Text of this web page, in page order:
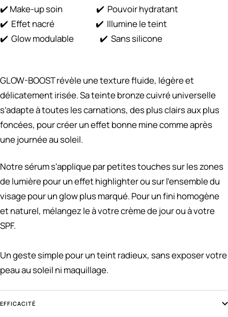
✔️ Make-up soin ✔️ Pouvoir hydratant
✔️ Effet nacré ✔️ Illumine le teint
✔️ Glow modulable ✔️ Sans silicone
GLOW-BOOST révèle une texture fluide, légère et
délicatement irisée. Sa teinte bronze cuivré universelle
s’adapte à toutes les carnations, des plus clairs aux plus
foncées, pour créer un effet bonne mine comme après
une journée au soleil.
Notre sérum s'applique par petites touches sur les zones
de lumière pour un effet highlighter ou sur l’ensemble du
visage pour un glow plus marqué. Pour un fini homogène
et naturel, mélangez le à votre crème de jour ou à votre
SPF.
Un geste simple pour un teint radieux, sans exposer votre
peau au soleil ni maquillage.
EFFICACITÉ